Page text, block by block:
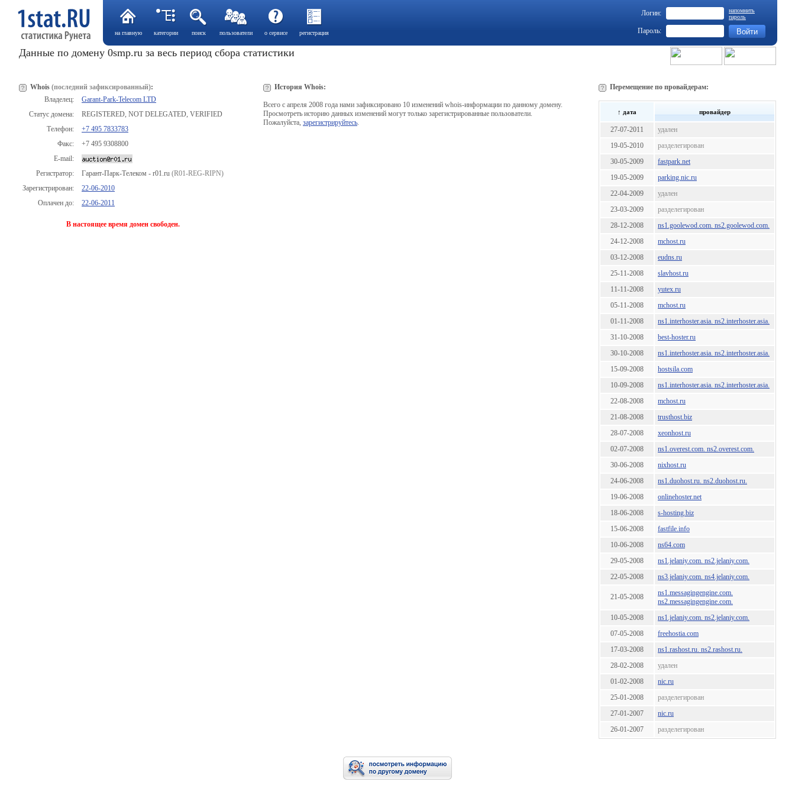
на главную категории поиск пользователи о сервисе регистрация
Логин:
напомнить
пароль
Пароль:
Данные по домену 0smp.ru за весь период сбора статистики
Whois (последний зафиксированный):
Владелец:
Garant-Park-Telecom LTD
Статус домена:
REGISTERED, NOT DELEGATED, VERIFIED
Телефон:
+7 495 7833783
Факс:
+7 495 9308800
E-mail:
Регистратор:
Гарант-Парк-Телеком - r01.ru (R01-REG-RIPN)
Зарегистрирован:
22-06-2010
Оплачен до:
22-06-2011
В настоящее время домен свободен.
История Whois:
Всего с апреля 2008 года нами зафиксировано 10 изменений whois-информации по данному домену.
Просмотреть историю данных изменений могут только зарегистрированные пользователи.
Пожалуйста, зарегистрируйтесь.
Перемещение по провайдерам:
↑ дата провайдер
27-07-2011
удален
19-05-2010
разделегирован
30-05-2009
fastpark.net
19-05-2009
parking.nic.ru
22-04-2009
удален
23-03-2009
разделегирован
28-12-2008
ns1.goolewod.com. ns2.goolewod.com.
24-12-2008
mchost.ru
03-12-2008
eudns.ru
25-11-2008
slavhost.ru
11-11-2008
yutex.ru
05-11-2008
mchost.ru
01-11-2008
ns1.interhoster.asia. ns2.interhoster.asia.
31-10-2008
best-hoster.ru
30-10-2008
ns1.interhoster.asia. ns2.interhoster.asia.
15-09-2008
hostsila.com
10-09-2008
ns1.interhoster.asia. ns2.interhoster.asia.
22-08-2008
mchost.ru
21-08-2008
trusthost.biz
28-07-2008
xeonhost.ru
02-07-2008
ns1.overest.com. ns2.overest.com.
30-06-2008
nixhost.ru
24-06-2008
ns1.duohost.ru. ns2.duohost.ru.
19-06-2008
onlinehoster.net
18-06-2008
s-hosting.biz
15-06-2008
fastfile.info
10-06-2008
ns64.com
29-05-2008
ns1.jelaniy.com. ns2.jelaniy.com.
22-05-2008
ns3.jelaniy.com. ns4.jelaniy.com.
21-05-2008
ns1.messagingengine.com.
ns2.messagingengine.com.
10-05-2008
ns1.jelaniy.com. ns2.jelaniy.com.
07-05-2008
freehostia.com
17-03-2008
ns1.rashost.ru. ns2.rashost.ru.
28-02-2008
удален
01-02-2008
nic.ru
25-01-2008
разделегирован
27-01-2007
nic.ru
26-01-2007
разделегирован